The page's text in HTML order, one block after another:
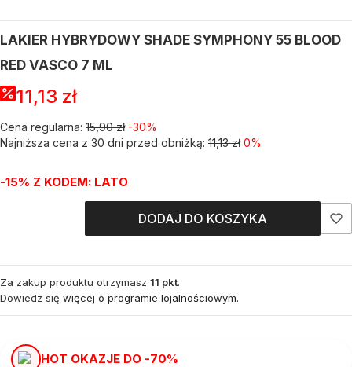
LAKIER HYBRYDOWY SHADE SYMPHONY 55 BLOOD
RED VASCO 7 ML
11,13 zł
Cena regularna: 15,90 zł -30%
Najniższa cena z 30 dni przed obniżką: 11,13 zł 0%
-15% Z KODEM: LATO
DODAJ DO KOSZYKA
Za zakup produktu otrzymasz 11 pkt.
Dowiedz się więcej o programie lojalnościowym.
HOT OKAZJE DO -70%